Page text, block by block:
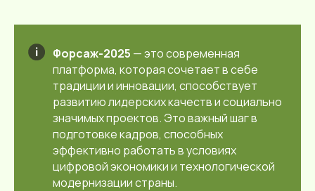
Форсаж-2025 — это современная
платформа, которая сочетает в себе
традиции и инновации, способствует
развитию лидерских качеств и социально
значимых проектов. Это важный шаг в
подготовке кадров, способных
эффективно работать в условиях
цифровой экономики и технологической
модернизации страны.